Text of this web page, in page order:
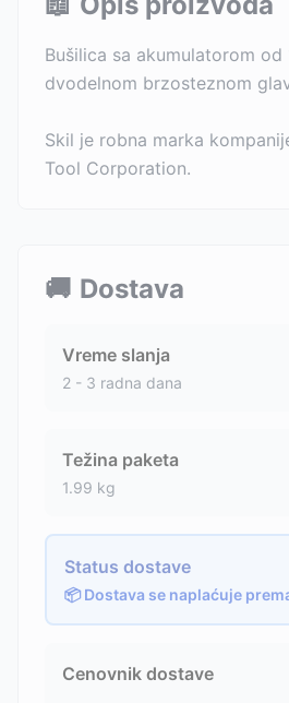
Bušilica sa akumulatorom od
dvodelnom brzosteznom
Skil je robna marka
Tool Corporation.
🚚 Dostava
Vreme slanja
2 - 3 radna dana
Težina paketa
1.99 kg
Status dostave
📦 Dostava se naplaćuje
Cenovnik dostave